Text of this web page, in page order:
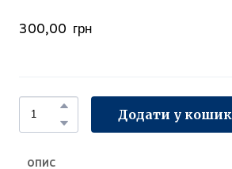
300,00  грн
Додати у кошик
ОПИС